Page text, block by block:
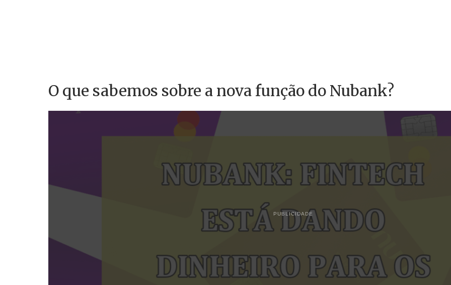
O que sabemos sobre a nova função do Nubank?
PUBLICIDADE